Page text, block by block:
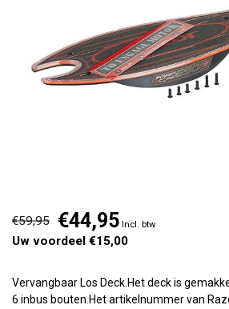
€59,95 €44,95 Incl. btw
Uw voordeel €15,00
Vervangbaar Los Deck.Het deck is
6 inbus bouten.Het artikelnummer van